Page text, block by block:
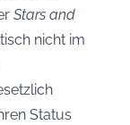
Stars and
nicht im
Status